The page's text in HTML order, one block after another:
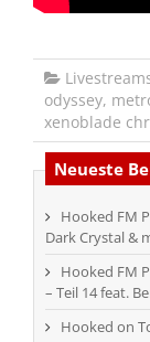
odyssey,
xenoblade
Neueste
Hooked FM
Dark Crystal &
Hooked FM
– Teil 14 feat.
Hooked on